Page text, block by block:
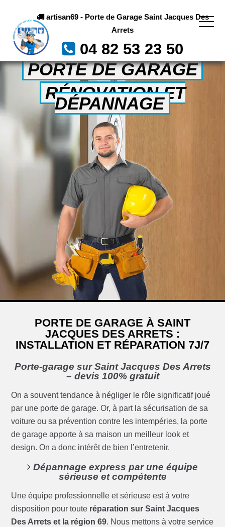
artisan69 - Porte de Garage Saint Jacques Des
Arrets
04 82 53 23 50
PORTE DE GARAGE
RÉNOVATION ET
DÉPANNAGE
PORTE DE GARAGE À SAINT
JACQUES DES ARRETS :
INSTALLATION ET RÉPARATION 7J/7
Porte-garage sur Saint Jacques Des Arrets
– devis 100% gratuit
On a souvent tendance à négliger le rôle significatif joué
par une porte de garage. Or, à part la sécurisation de sa
voiture ou sa prévention contre les intempéries, la porte
de garage apporte à sa maison un meilleur look et
design. On a donc intérêt de bien l’entretenir.
Dépannage express par une équipe
sérieuse et compétente
Une équipe professionnelle et sérieuse est à votre
disposition pour toute réparation sur Saint Jacques
Des Arrets et la région 69. Nous mettons à votre service